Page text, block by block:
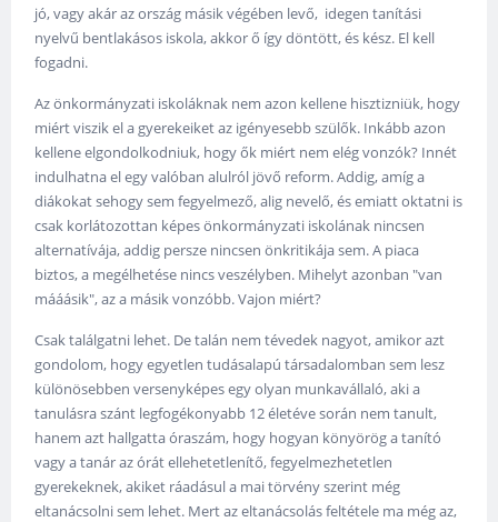
jó, vagy akár az ország másik végében levő, idegen tanítási
nyelvű bentlakásos iskola, akkor ő így döntött, és kész. El kell
fogadni.
Az önkormányzati iskoláknak nem azon kellene hisztizniük, hogy
miért viszik el a gyerekeiket az igényesebb szülők. Inkább azon
kellene elgondolkodniuk, hogy ők miért nem elég vonzók? Innét
indulhatna el egy valóban alulról jövő reform. Addig, amíg a
diákokat sehogy sem fegyelmező, alig nevelő, és emiatt oktatni is
csak korlátozottan képes önkormányzati iskolának nincsen
alternatívája, addig persze nincsen önkritikája sem. A piaca
biztos, a megélhetése nincs veszélyben. Mihelyt azonban "van
mááásik", az a másik vonzóbb. Vajon miért?
Csak találgatni lehet. De talán nem tévedek nagyot, amikor azt
gondolom, hogy egyetlen tudásalapú társadalomban sem lesz
különösebben versenyképes egy olyan munkavállaló, aki a
tanulásra szánt legfogékonyabb 12 életéve során nem tanult,
hanem azt hallgatta óraszám, hogy hogyan könyörög a tanító
vagy a tanár az órát ellehetetlenítő, fegyelmezhetetlen
gyerekeknek, akiket ráadásul a mai törvény szerint még
eltanácsolni sem lehet. Mert az eltanácsolás feltétele ma még az,